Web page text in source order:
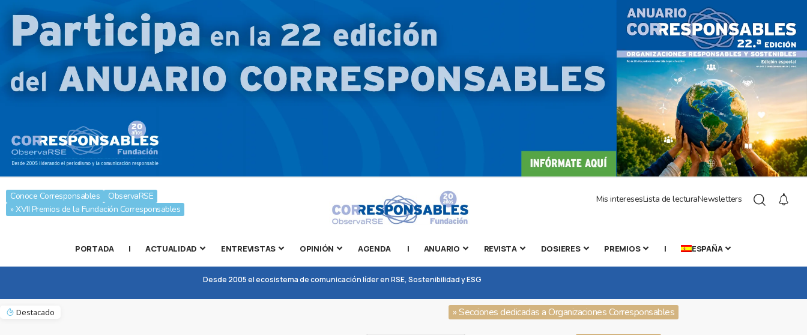
Conoce Corresponsables
ObservaRSE
» XVII Premios de la Fundación Corresponsables
Mis interesesLista de lecturaNewsletters
PORTADA | ACTUALIDAD ENTREVISTAS OPINIÓN AGENDA | ANUARIO REVISTA DOSIERES PREMIOS | ESPAÑA
Desde 2005 el ecosistema de comunicación líder en RSE, Sostenibilidad y ESG
Destacado » Secciones dedicadas a Organizaciones Corresponsables